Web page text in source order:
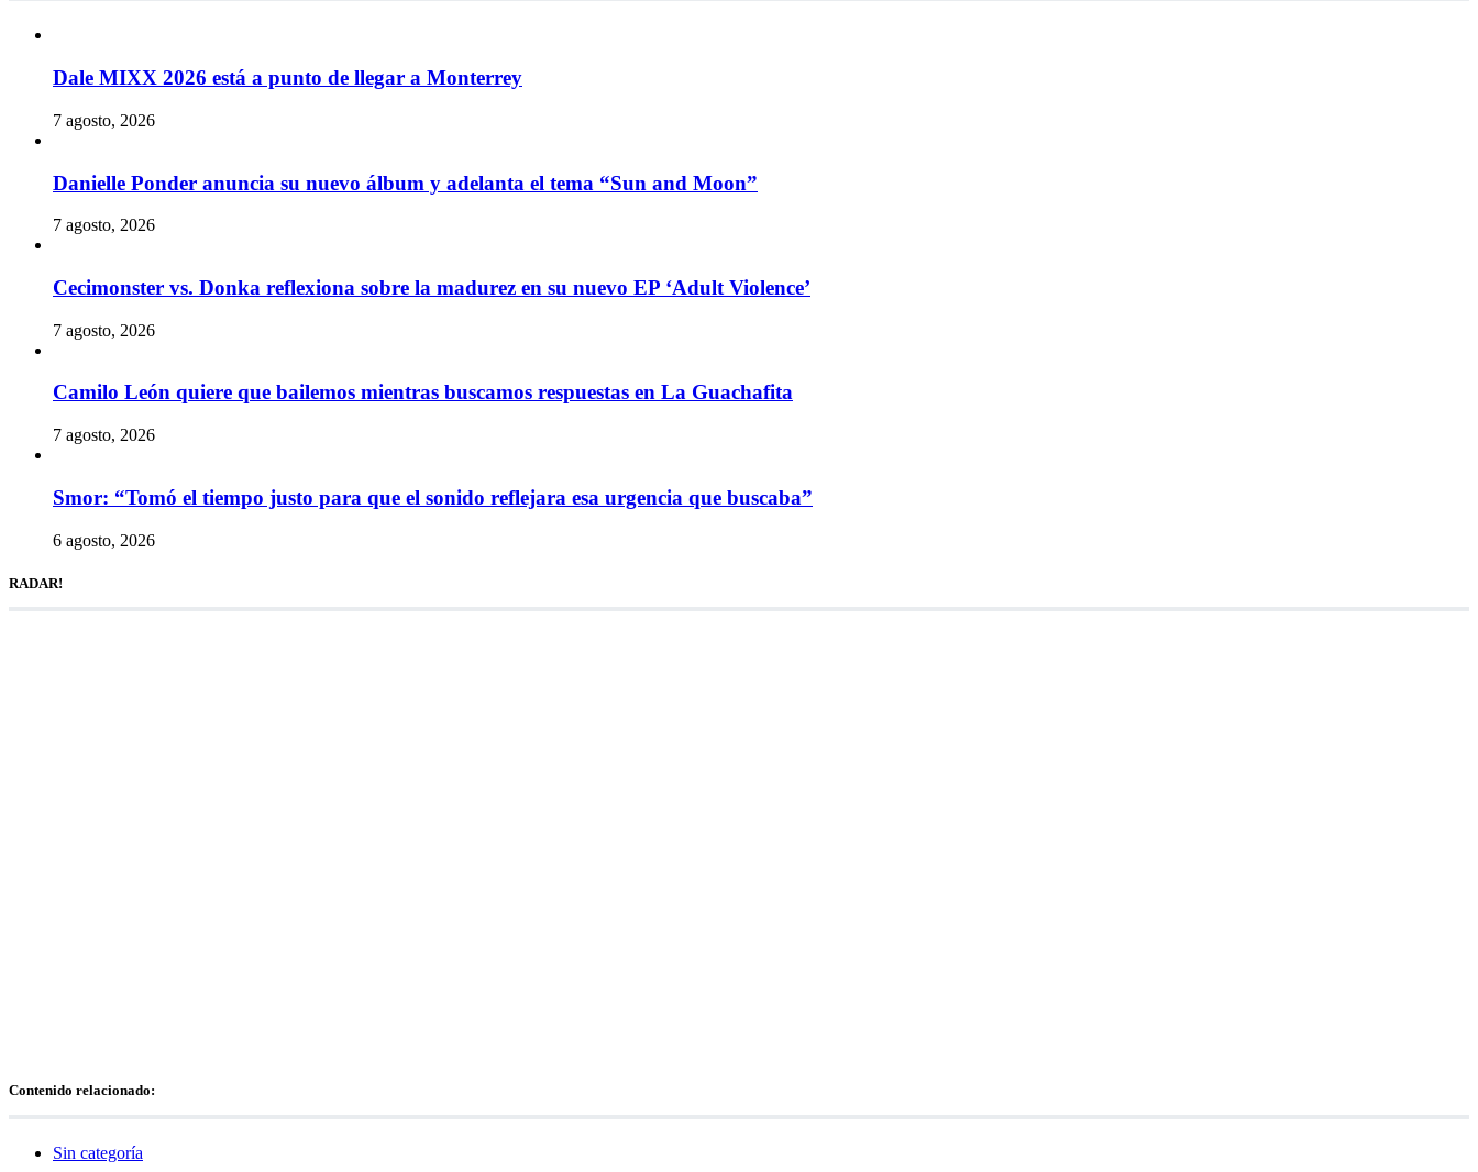
Dale MIXX 2026 está a punto de llegar a Monterrey
7 agosto, 2026
Danielle Ponder anuncia su nuevo álbum y adelanta el tema “Sun and Moon”
7 agosto, 2026
Cecimonster vs. Donka reflexiona sobre la madurez en su nuevo EP ‘Adult Violence’
7 agosto, 2026
Camilo León quiere que bailemos mientras buscamos respuestas en La Guachafita
7 agosto, 2026
Smor: “Tomó el tiempo justo para que el sonido reflejara esa urgencia que buscaba”
6 agosto, 2026
RADAR!
Contenido relacionado:
Sin categoría